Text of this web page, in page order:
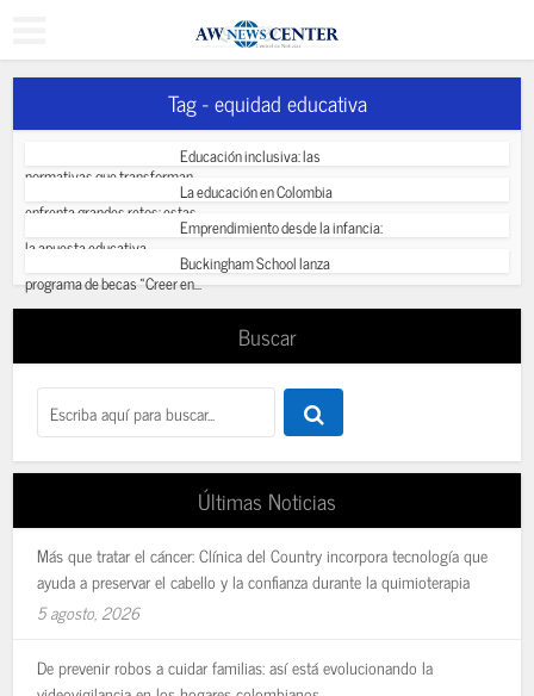
Tag - equidad educativa
Educación inclusiva: las
normativas que transforman...
La educación en Colombia
enfrenta grandes retos: estas...
Emprendimiento desde la infancia:
la apuesta educativa...
Buckingham School lanza
programa de becas «Creer en...
Buscar
Últimas Noticias
Más que tratar el cáncer: Clínica del Country incorpora tecnología que
ayuda a preservar el cabello y la confianza durante la quimioterapia
5 agosto, 2026
De prevenir robos a cuidar familias: así está evolucionando la